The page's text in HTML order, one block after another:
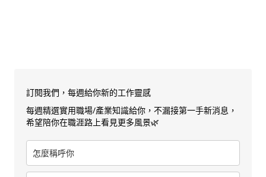
訂閱我們，每週給你新的工作靈感
每週精選實用職場/產業知識給你，不漏接第一手新消息，
希望陪你在職涯路上看見更多風景🌿